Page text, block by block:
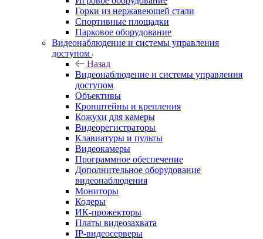
Горки из нержавеющей стали
Спортивные площадки
Парковое оборудование
Видеонаблюдение и системы управления
доступом
Назад
Видеонаблюдение и системы управления
доступом
Объективы
Кронштейны и крепления
Кожухи для камеры
Видеорегистраторы
Клавиатуры и пульты
Видеокамеры
Программное обеспечение
Дополнительное оборудование
видеонаблюдения
Мониторы
Кодеры
ИК-прожекторы
Платы видеозахвата
IP-видеосерверы